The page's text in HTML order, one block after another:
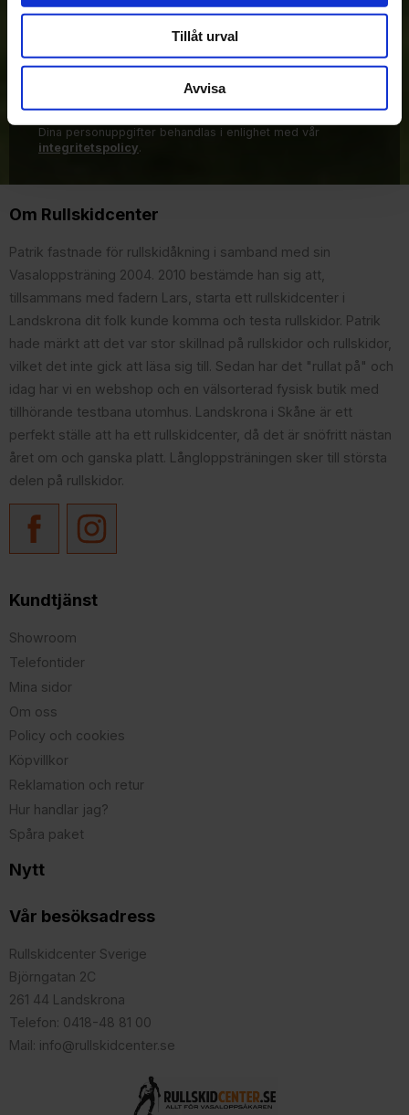
Tillåt urval
Avvisa
Anmäl dig till vårt nyhetsbrev!
Dina personuppgifter behandlas i enlighet med vår
integritetspolicy.
Om Rullskidcenter
Patrik fastnade för rullskidåkning i samband med sin
Vasaloppsträning 2004. 2010 bestämde han sig att,
tillsammans med fadern Lars, starta ett rullskidcenter i
Landskrona dit folk kunde komma och testa rullskidor. Patrik
hade märkt att det var stor skillnad på rullskidor och rullskidor,
vilket det inte gick att läsa sig till. Sedan har det "rullat på" och
idag har vi en webshop och en välsorterad fysisk butik med
tillhörande testbana utomhus. Landskrona i Skåne är ett
perfekt ställe att ha ett rullskidcenter, då det är snöfritt nästan
året om och ganska platt. Långloppsträningen sker till största
delen på rullskidor.
Kundtjänst
Showroom
Telefontider
Mina sidor
Om oss
Policy och cookies
Köpvillkor
Reklamation och retur
Hur handlar jag?
Spåra paket
Nytt
Vår besöksadress
Rullskidcenter Sverige
Björngatan 2C
261 44 Landskrona
Telefon: 0418-48 81 00
Mail: info@rullskidcenter.se